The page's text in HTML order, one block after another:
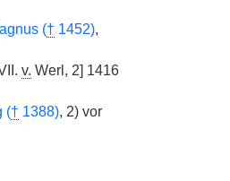
(† 1452),
v. Werl, 2] 1416
(† 1388), 2) vor